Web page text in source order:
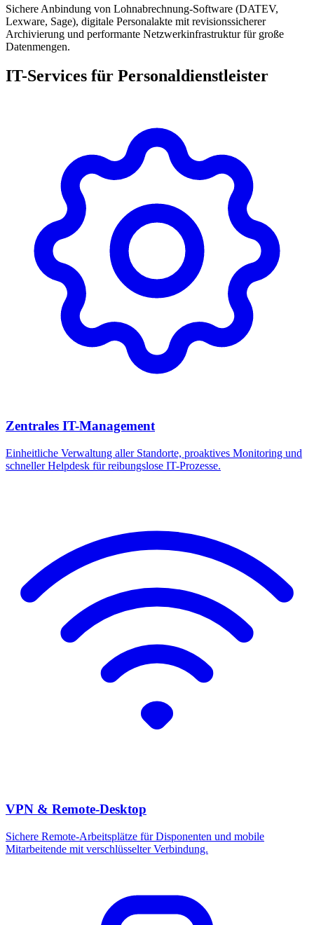
Sichere Anbindung von Lohnabrechnung-Software (DATEV,
Lexware, Sage), digitale Personalakte mit revisionssicherer
Archivierung und performante Netzwerkinfrastruktur für große
Datenmengen.
IT-Services für Personaldienstleister
Zentrales IT-Management
Einheitliche Verwaltung aller Standorte, proaktives Monitoring und
schneller Helpdesk für reibungslose IT-Prozesse.
VPN & Remote-Desktop
Sichere Remote-Arbeitsplätze für Disponenten und mobile
Mitarbeitende mit verschlüsselter Verbindung.